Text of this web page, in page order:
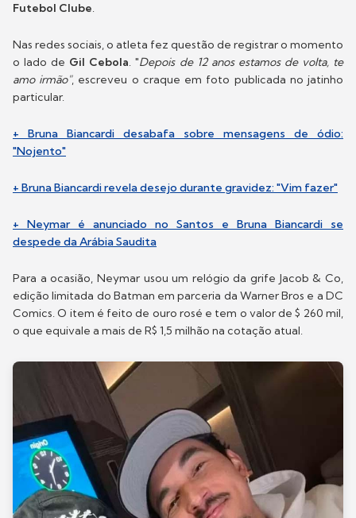
Futebol Clube.
Nas redes sociais, o atleta fez questão de registrar o momento
o lado de Gil Cebola. "Depois de 12 anos estamos de volta, te
amo irmão", escreveu o craque em foto publicada no jatinho
particular.
+ Bruna Biancardi desabafa sobre mensagens de ódio:
"Nojento"
+ Bruna Biancardi revela desejo durante gravidez: "Vim fazer"
+ Neymar é anunciado no Santos e Bruna Biancardi se
despede da Arábia Saudita
Para a ocasião, Neymar usou um relógio da grife Jacob & Co,
edição limitada do Batman em parceria da Warner Bros e a DC
Comics. O item é feito de ouro rosé e tem o valor de $ 260 mil,
o que equivale a mais de R$ 1,5 milhão na cotação atual.